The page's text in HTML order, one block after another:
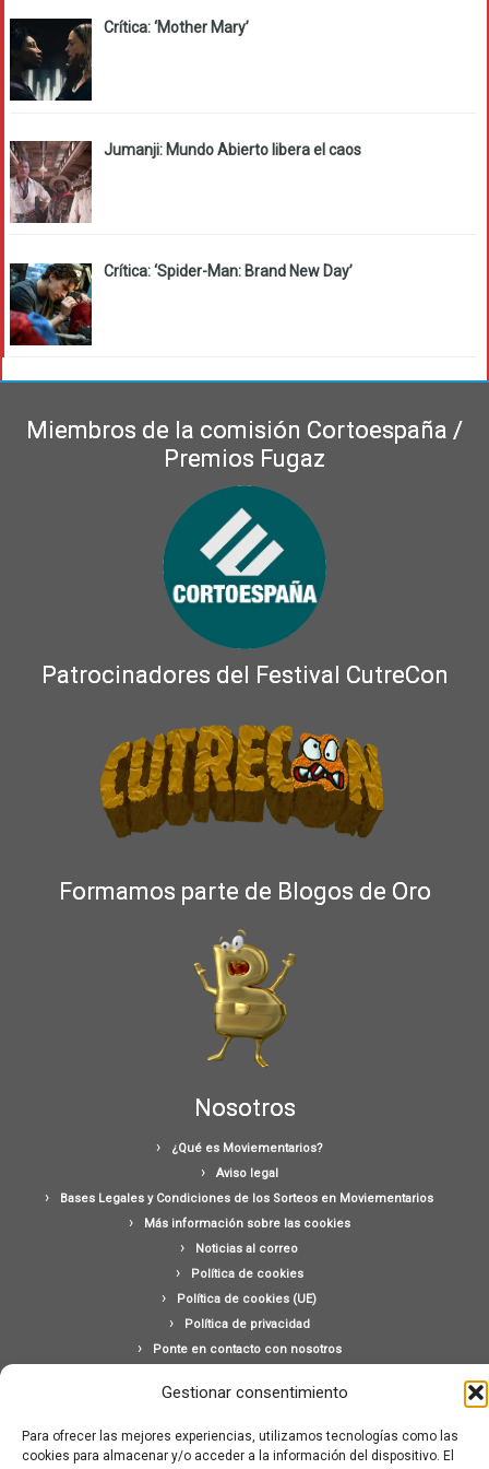
Gestionar consentimiento
Para ofrecer las mejores experiencias, utilizamos tecnologías como las
cookies para almacenar y/o acceder a la información del dispositivo. El
Crítica: ‘Mother Mary’
Jumanji: Mundo Abierto libera el caos
Crítica: ‘Spider-Man: Brand New Day’
Miembros de la comisión Cortoespaña /
Premios Fugaz
Patrocinadores del Festival CutreCon
Formamos parte de Blogos de Oro
Nosotros
¿Qué es Moviementarios?
Aviso legal
Bases Legales y Condiciones de los Sorteos en Moviementarios
Más información sobre las cookies
Noticias al correo
Política de cookies
Política de cookies (UE)
Política de privacidad
Ponte en contacto con nosotros